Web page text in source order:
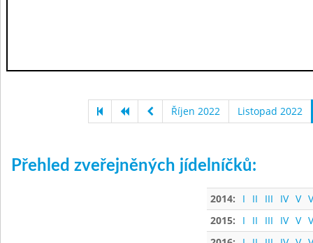
Říjen 2022 Listopad 2022
Přehled zveřejněných jídelníčků:
2014: I II III IV V
2015:
I II III IV V